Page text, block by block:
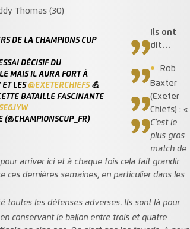
Thomas (30)
DE LA CHAMPIONS CUP
DÉCISIF DU
MAIS IL AURA FORT À
ET LES@EXETERCHIEFS💪
BATAILLE FASCINANTE
Ils ont
dit…
Rob
Baxter
(Exeter
Chiefs) : «
C’est le
plus gros
match de
arriver ici et à chaque fois cela fait grandir
ces dernières semaines, en particulier dans les
toutes les défenses adverses. Ils sont là pour
conservant le ballon entre trois et quatre